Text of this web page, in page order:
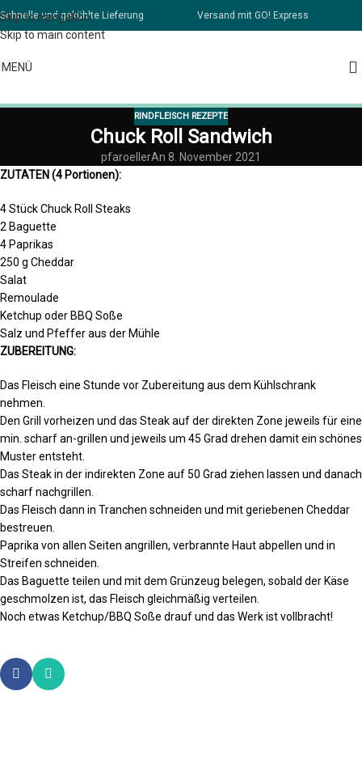
Skip to navigation
Skip to main content
Schnelle und gekühlte Lieferung Versand mit GO! Express
MENÜ
RINDFLEISCH REZEPTE
Chuck Roll Sandwich
pfaroellerAn 8. November 2021
ZUTATEN (4 Portionen):
4 Stück Chuck Roll Steaks
2 Baguette
4 Paprikas
250 g Cheddar
Salat
Remoulade
Ketchup oder BBQ Soße
Salz und Pfeffer aus der Mühle
ZUBEREITUNG:
Das Fleisch eine Stunde vor Zubereitung aus dem Kühlschrank
nehmen.
Den Grill vorheizen und das Steak auf der direkten Zone jeweils für eine
min. scharf an-grillen und jeweils um 45 Grad drehen damit ein schönes
Muster entsteht.
Das Steak in der indirekten Zone auf 50 Grad ziehen lassen und danach
scharf nachgrillen.
Das Fleisch dann in Tranchen schneiden und mit geriebenen Cheddar
bestreuen.
Paprika von allen Seiten angrillen, verbrannte Haut abpellen und in
Streifen schneiden.
Das Baguette teilen und mit dem Grünzeug belegen, sobald der Käse
geschmolzen ist, das Fleisch gleichmäßig verteilen.
Noch etwas Ketchup/BBQ Soße drauf und das Werk ist vollbracht!